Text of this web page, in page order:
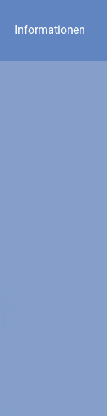
Informationen